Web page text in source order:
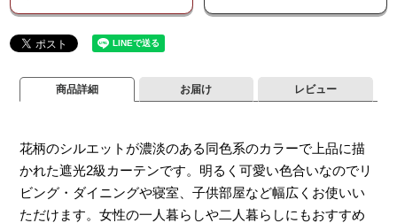
商品詳細
花柄のシルエットが濃淡のある同色系のカラーで上品に描
かれた遮光2級カーテンです。明るく可愛い色合いなのでリ
ビング・ダイニングや寝室、子供部屋など幅広くお使いい
ただけます。女性の一人暮らしや二人暮らしにもおすすめ
お届け レビュー